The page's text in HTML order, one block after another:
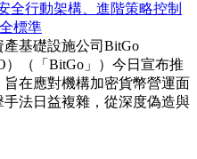
全行動架構、進階策略控制
標準
基礎設施公司BitGo
）（「BitGo」）今日宣布推
在應對機構加密貨幣營運面
法日益複雜，從深度偽造與